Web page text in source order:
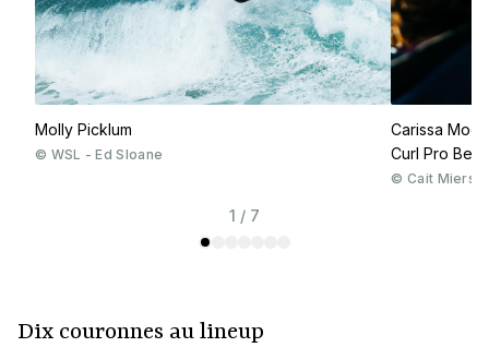
Molly Picklum
© WSL - Ed Sloane
Carissa
Curl Pro
© Cait Miers
1 / 7
Dix couronnes au lineup